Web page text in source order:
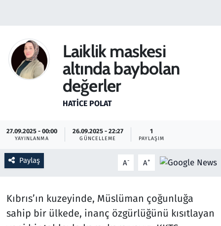
Laiklik maskesi
altında baybolan
değerler
HATICE POLAT
27.09.2025 - 00:00
YAYINLANMA
26.09.2025 - 22:27
GÜNCELLEME
1
PAYLAŞIM
Paylaş A- A+
Kıbrıs’ın kuzeyinde, Müslüman çoğunluğa
sahip bir ülkede, inanç özgürlüğünü kısıtlayan
Haber
Kültür Sanat
Kurumsal Haberler
Memur ve Kamu
Otomobil
Oyun
Ramazan